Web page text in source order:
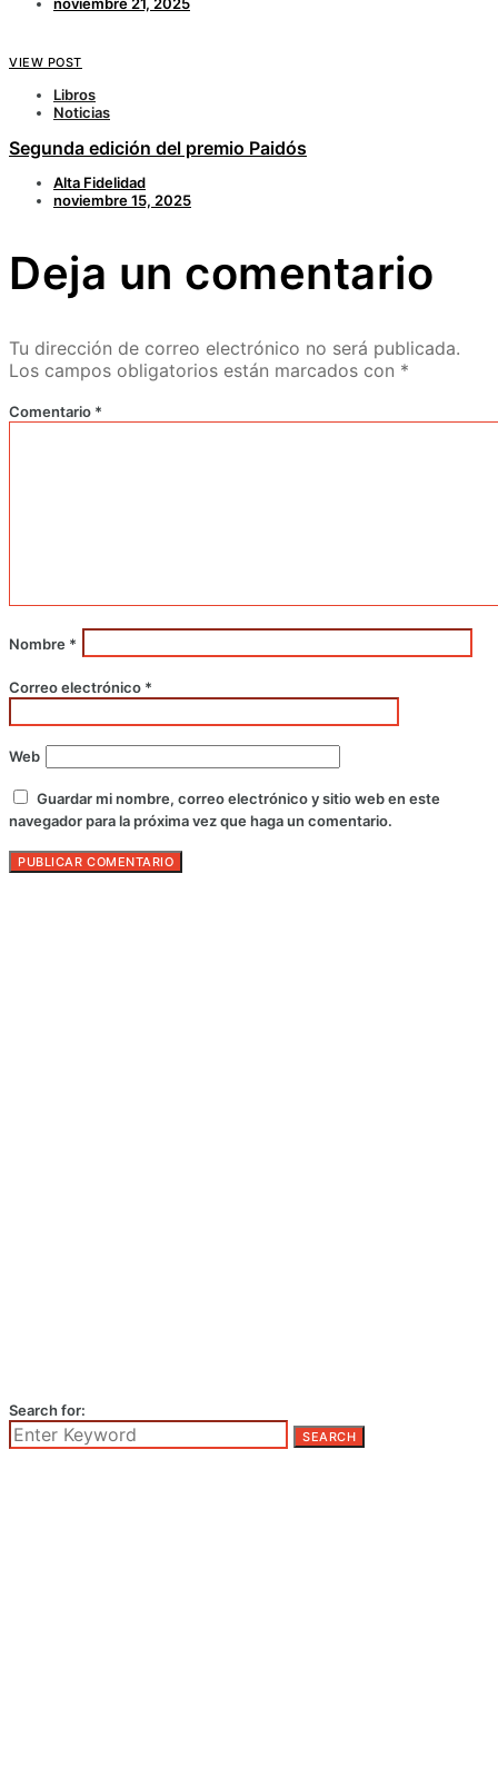
noviembre 21, 2025
VIEW POST
Libros
Noticias
Segunda edición del premio Paidós
Alta Fidelidad
noviembre 15, 2025
Deja un comentario
Tu dirección de correo electrónico no será publicada.
Los campos obligatorios están marcados con *
Comentario *
Nombre *
Correo electrónico *
Web
Guardar mi nombre, correo electrónico y sitio web en este
navegador para la próxima vez que haga un comentario.
Search for:
SEARCH